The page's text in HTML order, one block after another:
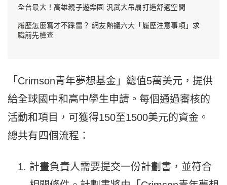
全台最大！高雄親子遊樂園 汎武大吊扇打造舒適空間
履歷怎麼寫才不踩雷？ 網友熱議六大「履歷注意事項」求
職前先檢查
「Crimson青年夢想基金」總值5萬美元，提供
給全球國中和高中學生申請。每個通過審核的
活動和項目，可獲得150至1500美元的資金。
總共有四個流程：
計畫負責人需要提交一份計劃書，並符合